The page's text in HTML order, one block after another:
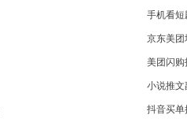
手机看短
京东美团
美团闪购
小说推文
抖音买单